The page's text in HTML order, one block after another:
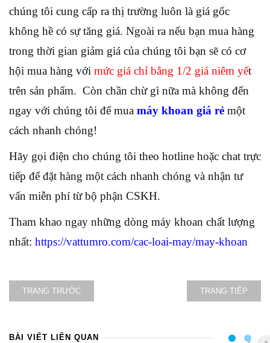
chúng tôi cung cấp ra thị trường luôn là giá gốc
không hề có sự tăng giá. Ngoài ra nếu bạn mua hàng
trong thời gian giảm giá của chúng tôi bạn sẽ có cơ
hội mua hàng với mức giá chỉ bằng 1/2 giá niêm yết
trên sản phẩm. Còn chần chừ gì nữa mà không đến
ngay với chúng tôi để mua máy khoan giá rẻ một
cách nhanh chóng!
Hãy gọi điện cho chúng tôi theo hotline hoặc chat trực
tiếp để đặt hàng một cách nhanh chóng và nhận tư
vấn miễn phí từ bộ phận CSKH.
Tham khao ngay những dòng máy khoan chất lượng
nhất: https://vattumro.com/cac-loai-may/may-khoan
TRANG TRƯỚC TRANG TIẾP
BÀI VIẾT LIÊN QUAN